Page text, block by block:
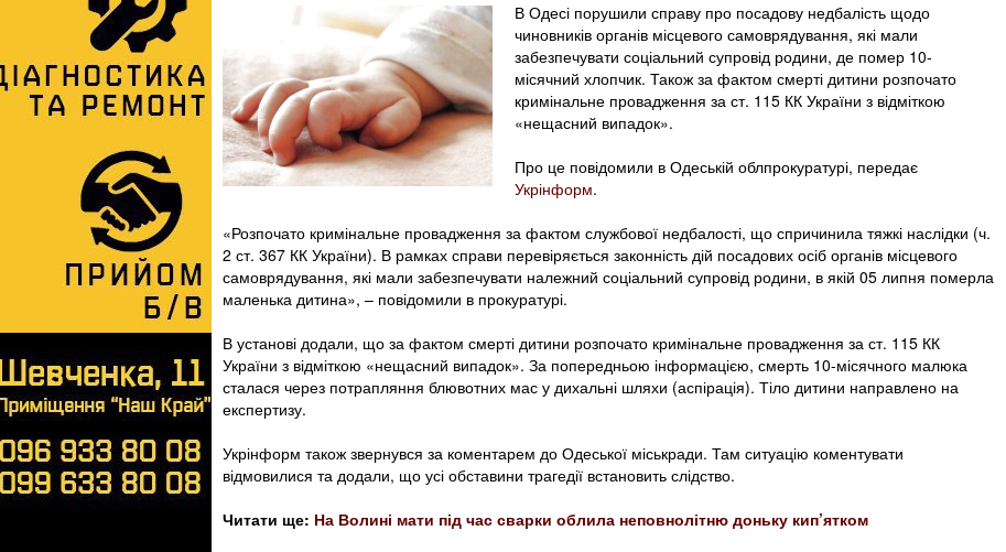
В Одесі порушили справу про посадову недбалість щодо
чиновників органів місцевого самоврядування, які мали
забезпечувати соціальний супровід родини, де помер 10-
місячний хлопчик. Також за фактом смерті дитини розпочато
кримінальне провадження за ст. 115 КК України з відміткою
«нещасний випадок».
Про це повідомили в Одеській облпрокуратурі, передає
Укрінформ.
«Розпочато кримінальне провадження за фактом службової недбалості, що спричинила тяжкі наслідки (ч.
2 ст. 367 КК України). В рамках справи перевіряється законність дій посадових осіб органів місцевого
самоврядування, які мали забезпечувати належний соціальний супровід родини, в якій 05 липня померла
маленька дитина», – повідомили в прокуратурі.
В установі додали, що за фактом смерті дитини розпочато кримінальне провадження за ст. 115 КК
України з відміткою «нещасний випадок». За попередньою інформацією, смерть 10-місячного малюка
сталася через потрапляння блювотних мас у дихальні шляхи (аспірація). Тіло дитини направлено на
експертизу.
Укрінформ також звернувся за коментарем до Одеської міськради. Там ситуацію коментувати
відмовилися та додали, що усі обставини трагедії встановить слідство.
Читати ще: На Волині мати під час сварки облила неповнолітню доньку кип’ятком